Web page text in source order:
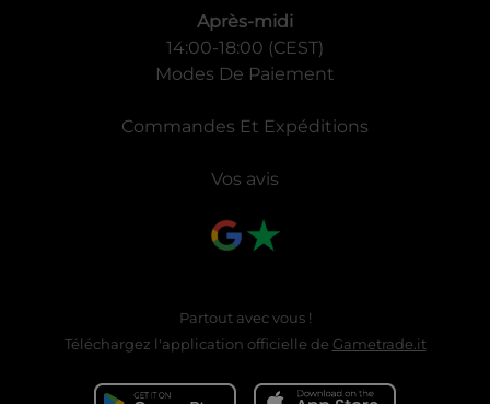
Après-midi
14:00-18:00 (CEST)
Modes De Paiement
Commandes Et Expéditions
Vos avis
Partout avec vous !
Téléchargez l'application officielle de Gametrade.it